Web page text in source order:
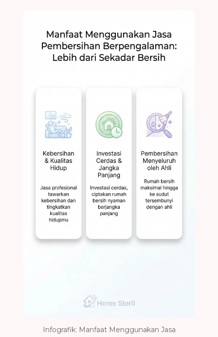
Infografik: Manfaat Menggunakan Jasa